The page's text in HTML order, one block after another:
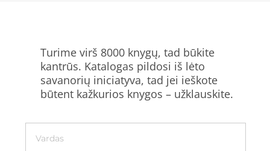
Turime virš 8000 knygų, tad būkite
kantrūs. Katalogas pildosi iš lėto
savanorių iniciatyva, tad jei ieškote
būtent kažkurios knygos – užklauskite.